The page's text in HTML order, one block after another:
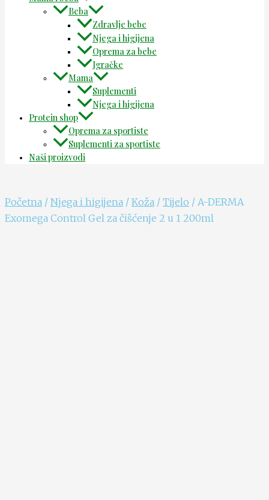
Beba
Zdravlje bebe
Njega i higijena
Oprema za bebe
Igračke
Mama
Suplementi
Njega i higijena
Protein shop
Oprema za sportiste
Suplementi za sportiste
Naši proizvodi
Početna / Njega i higijena / Koža / Tijelo / A-DERMA
Exomega Control Gel za čišćenje 2 u 1 200ml